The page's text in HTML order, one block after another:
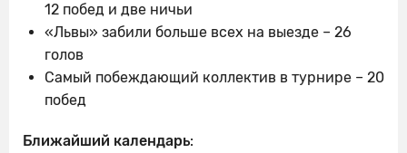
12 побед и две ничьи
«Львы» забили больше всех на выезде – 26
голов
Самый побеждающий коллектив в турнире – 20
побед
Ближайший календарь: